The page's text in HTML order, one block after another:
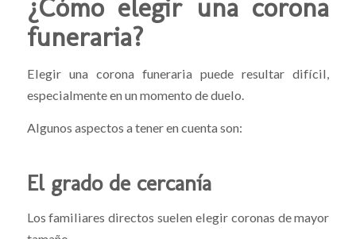
¿Cómo elegir una corona
funeraria?
Elegir una corona funeraria puede resultar difícil,
especialmente en un momento de duelo.
Algunos aspectos a tener en cuenta son:
El grado de cercanía
Los familiares directos suelen elegir coronas de mayor